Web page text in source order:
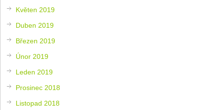
Květen 2019
Duben 2019
Březen 2019
Únor 2019
Leden 2019
Prosinec 2018
Listopad 2018